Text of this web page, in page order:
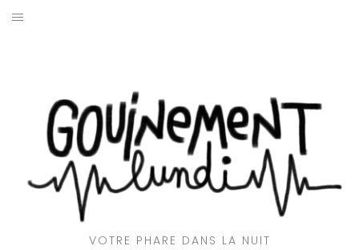
Aller
VOTRE PHARE DANS LA NUIT
🎶CLUB GOUINE
👅 AVEC LA LANGUE
🌇 REPORTAGES
💬 INTERVIEWS